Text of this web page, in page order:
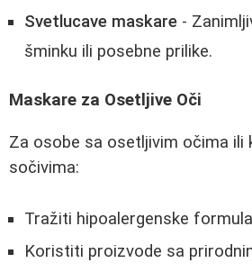
Svetlucave maskare -
šminku ili posebne prilike.
Maskare za Osetljive Oči
Za osobe sa osetljivim očima ili
sočivima:
Tražiti hipoalergenske
Koristiti proizvode sa